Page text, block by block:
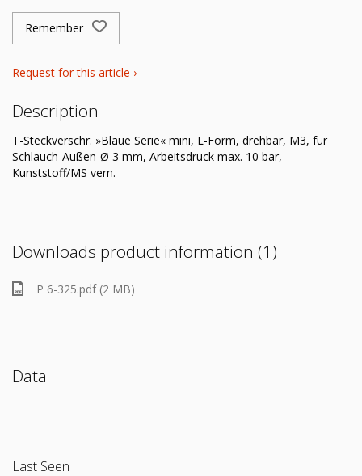
Remember
Request for this article ›
Description
T-Steckverschr. »Blaue Serie« mini, L-Form, drehbar, M3, für
Schlauch-Außen-Ø 3 mm, Arbeitsdruck max. 10 bar,
Kunststoff/MS vern.
Downloads product information (1)
P 6-325.pdf (2 MB)
Data
Last Seen